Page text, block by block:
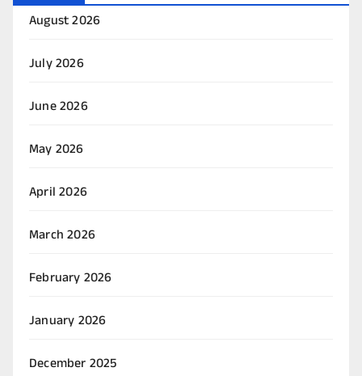
August 2026
July 2026
June 2026
May 2026
April 2026
March 2026
February 2026
January 2026
December 2025